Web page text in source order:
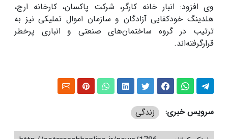
وی افزود: انبار خانه کارگر، شرکت پاکسان، کارخانه ارج،
هلدینگ خودکفایی آزادگان و سازمان اموال تملیکی نیز به
ترتیب در گروه ساختمان‌های صنعتی و انباری پرخطر
قرارگرفته‌اند.
سرویس خبری: زندگی